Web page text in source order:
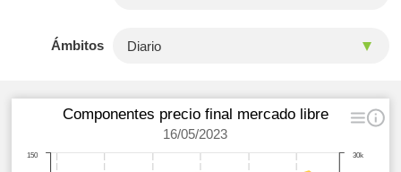
Ámbitos
Componentes precio final mercado libre
16/05/2023
30k
150